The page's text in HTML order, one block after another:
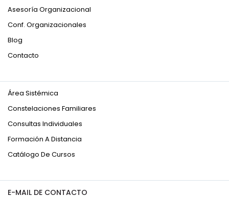
Asesoría Organizacional
Conf. Organizacionales
Blog
Contacto
Área Sistémica
Constelaciones Familiares
Consultas Individuales
Formación A Distancia
Catálogo De Cursos
E-MAIL DE CONTACTO